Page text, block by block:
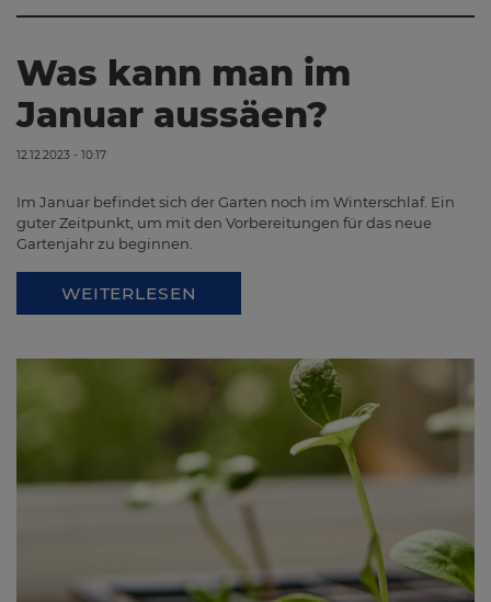
Was kann man im
Januar aussäen?
12.12.2023 - 10:17
Im Januar befindet sich der Garten noch im Winterschlaf. Ein
guter Zeitpunkt, um mit den Vorbereitungen für das neue
Gartenjahr zu beginnen.
WEITERLESEN